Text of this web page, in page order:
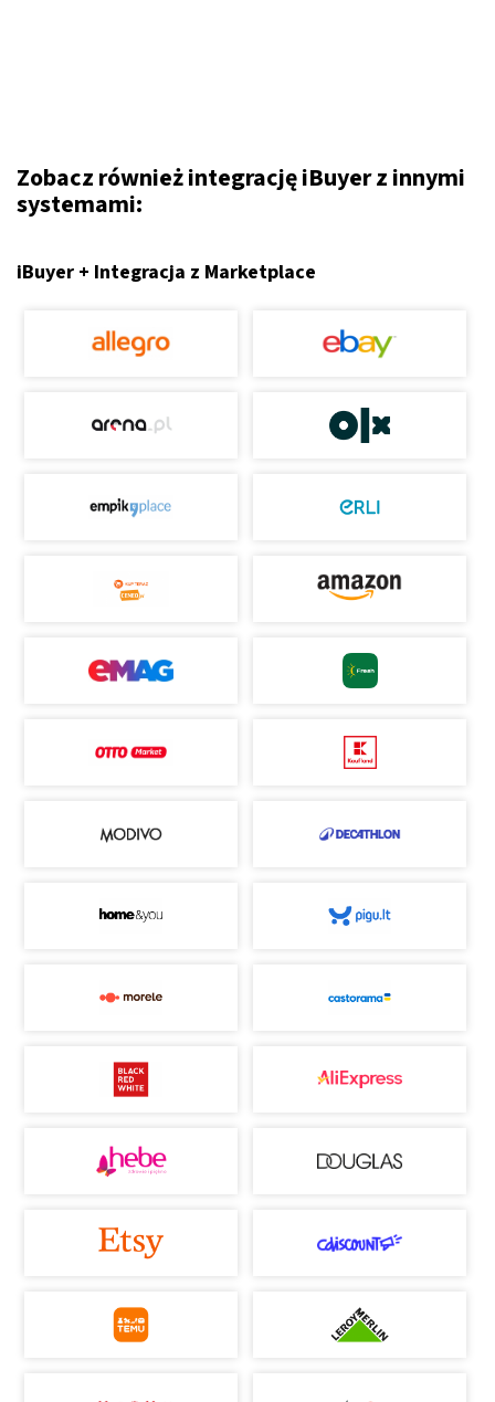
Zobacz również integrację iBuyer z innymi
systemami:
iBuyer + Integracja z Marketplace